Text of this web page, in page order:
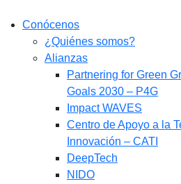
Conócenos
¿Quiénes somos?
Alianzas
Partnering for Green
Goals 2030 – P4G
Impact WAVES
Centro de Apoyo a la
Innovación – CATI
DeepTech
NIDO